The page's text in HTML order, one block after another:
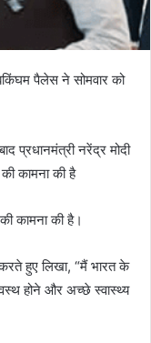
पैलेस ने सोमवार को
प्रधानमंत्री नरेंद्र मोदी
कामना की है
कामना की है।
करते हुए लिखा, “मैं भारत के
होने और अच्छे स्वास्थ्य